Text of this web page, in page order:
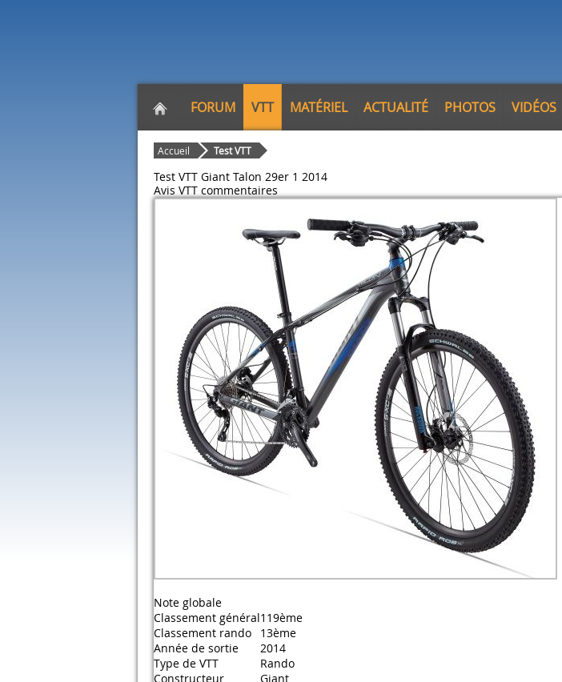
FORUM VTT MATÉRIEL ACTUALITÉ PHOTOS VIDÉOS
Accueil Test VTT
Test VTT Giant Talon 29er 1 2014
Avis VTT commentaires
Note globale
Classement général119ème
Classement rando
13ème
Année de sortie
2014
Type de VTT
Rando
Constructeur
Giant